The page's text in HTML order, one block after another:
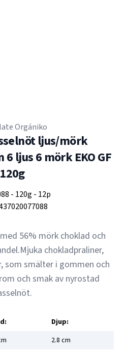
Orgániko
ljus/mörk
ljus 6 mörk EKO GF
120g
- 120g - 12p
56% mörk choklad och
chokladpraliner,
som smälter i gommen och
och smak av nyrostad
Djup:
2.8 cm